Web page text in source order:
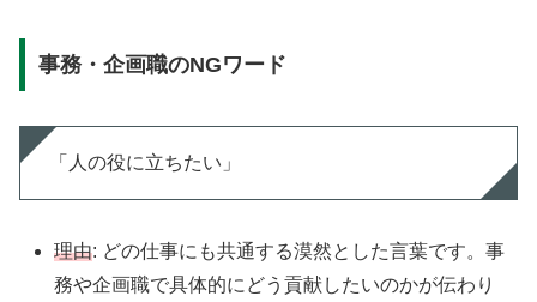
事務・企画職のNGワード
「人の役に立ちたい」
理由: どの仕事にも共通する漠然とした言葉です。事
務や企画職で具体的にどう貢献したいのかが伝わり